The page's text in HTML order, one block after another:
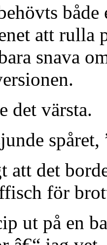
att rulla
snava
det värsta.
att det
för
ut på en